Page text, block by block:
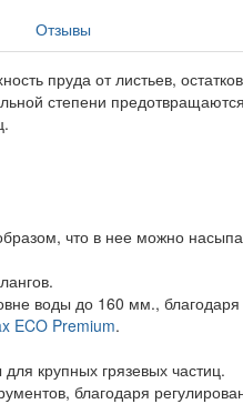
Отзывы
пруда от листьев,
степени
что в нее можно
воды до 160 мм.,
ECO Premium.
крупных грязевых частиц.
благодаря